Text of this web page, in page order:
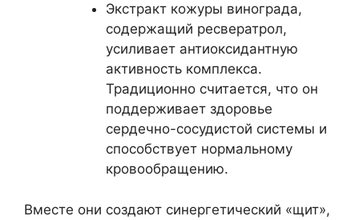
Экстракт кожуры винограда,
содержащий ресвератрол,
усиливает антиоксидантную
активность комплекса.
Традиционно считается, что он
поддерживает здоровье
сердечно-сосудистой системы и
способствует нормальному
кровообращению.
Вместе они создают синергетический «щит»,